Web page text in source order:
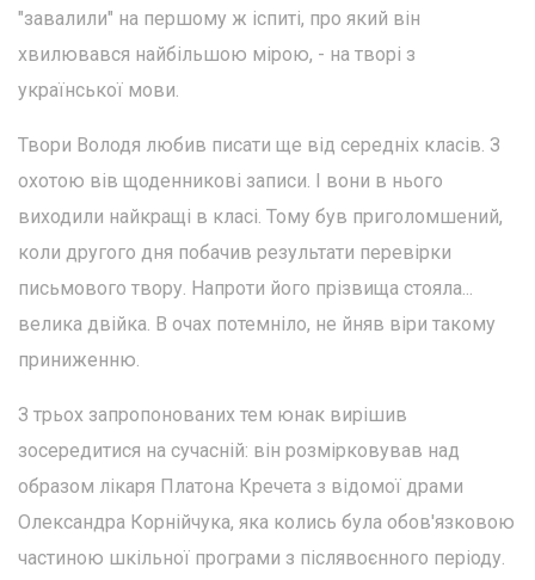
"завалили" на першому ж іспиті, про який він
хвилювався найбільшою мірою, - на творі з
української мови.
Твори Володя любив писати ще від середніх класів. З
охотою вів щоденникові записи. І вони в нього
виходили найкращі в класі. Тому був приголомшений,
коли другого дня побачив результати перевірки
письмового твору. Напроти його прізвища стояла...
велика двійка. В очах потемніло, не йняв віри такому
приниженню.
З трьох запропонованих тем юнак вирішив
зосередитися на сучасній: він розмірковував над
образом лікаря Платона Кречета з відомої драми
Олександра Корнійчука, яка колись була обов'язковою
частиною шкільної програми з післявоєнного періоду.